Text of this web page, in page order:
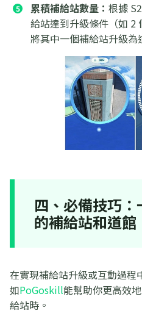
累積補給站數量： 根據
給站達到升級條件（如 2
將其中一個補給站升級為
四、必備技巧
的補給站和道館
在實現補給站升級或互動過程
如PoGoskill能幫助你更高效
給站時。